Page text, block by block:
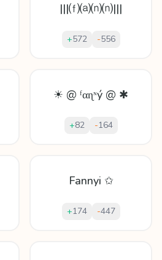
|||⒡⒜⒩⒩|||
+572 -556
☀ @ ᶠαɳᶰý @ ✱
+82 -164
Fannyi ✩
+174 -447